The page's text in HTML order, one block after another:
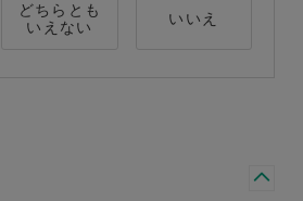
どちらとも
いえない
いいえ